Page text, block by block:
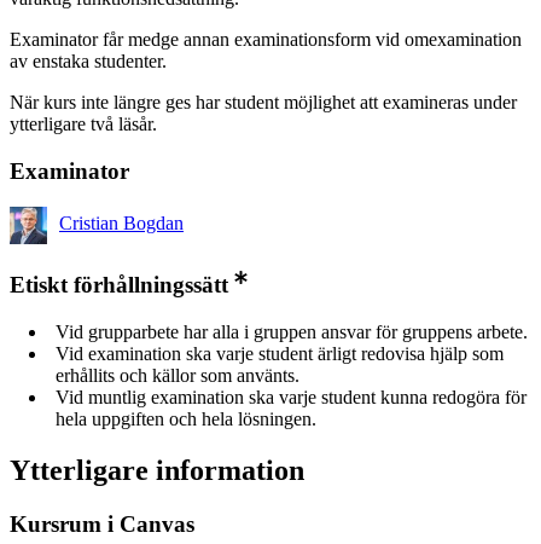
Examinator får medge annan examinationsform vid omexamination
av enstaka studenter.
När kurs inte längre ges har student möjlighet att examineras under
ytterligare två läsår.
Examinator
Cristian Bogdan
Etiskt förhållningssätt
Vid grupparbete har alla i gruppen ansvar för gruppens arbete.
Vid examination ska varje student ärligt redovisa hjälp som
erhållits och källor som använts.
Vid muntlig examination ska varje student kunna redogöra för
hela uppgiften och hela lösningen.
Ytterligare information
Kursrum i Canvas